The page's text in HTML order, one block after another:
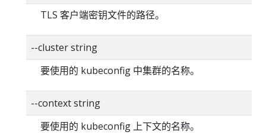
TLS 客户端密钥文件的路径。
--cluster string
要使用的 kubeconfig 中集群的名称。
--context string
要使用的 kubeconfig 上下文的名称。